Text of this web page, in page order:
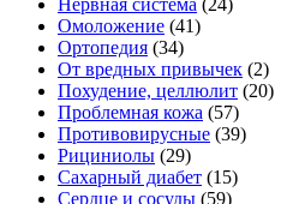
Нервная система (24)
Омоложение (41)
Ортопедия (34)
От вредных привычек (2)
Похудение, целлюлит (20)
Проблемная кожа (57)
Противовирусные (39)
Рициниолы (29)
Сахарный диабет (15)
Сердце и сосуды (59)